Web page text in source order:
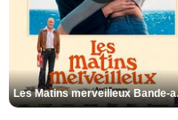
Les